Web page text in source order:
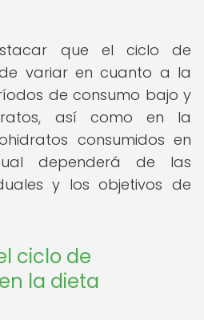
que el ciclo de
variar en cuanto a la
de consumo bajo y
así como en la
consumidos en
dependerá de las
y los objetivos de
ciclo de
la dieta